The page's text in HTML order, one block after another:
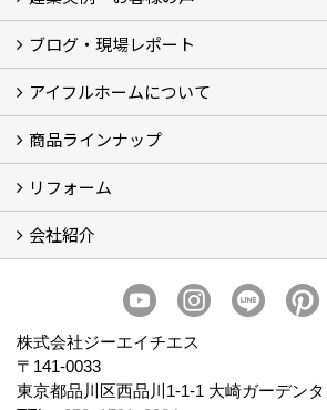
建築実例
お客様の声
ブログ・現場レポート
ブログ
現場レポート
アイフルホームについて
アイフルホームについて (5)
商品ラインナップ
商品ラインナップ
リフォーム
まるごと断熱リフォーム
イベント情報
施工事例
会社紹介
スタッフ紹介
個人情報保護方針
株式会社ジーエイチエス
〒141-0033
東京都品川区西品川1-1-1 大崎ガーデン